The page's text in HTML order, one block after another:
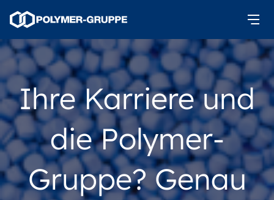
Ihre Karriere und
die Polymer-
Gruppe? Genau